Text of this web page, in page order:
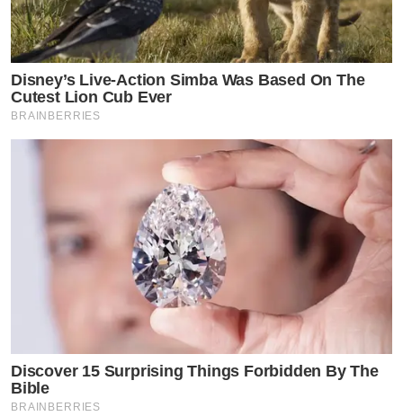
ออกจากบ้านจอย (ประมาณ 6-8 เดือน ก่อนย้ายออก) แต่จอ
ยก็ไม่เคยมีการทวงถามเลยสักครั้ง ถึงแม้จอยไปอยู่บ้านแฟน
แต่จอยยังต้องจ่ายค่าน้ำค่าไฟที่บ้านเองทั้งหมด
6. ไม่ได้ทวงบุญคุณหรืออะไรทั้งนั้น ต่างฝ่ายต่างมีส่วนได้
แบบนี้ต้องการอะไรกันแน่
7. กับประโยคนึงในนิทาน “เธอมาทีหลัง เธอไม่ควรเสียใจ
นะ“ อันที่จริงจอยพูดไปว่า ”เธอมาทีหลัง เธอไม่ควรจะ
เสียใจ เพราะเขาเลือกเธอ เขาอยู่กับเธอ เธอควรดีใจด้วยซ้ำ
เธออย่าคิดมากนะ เขาแค่คนเก่า แล้วปลอบทุกอย่างไม่ให้
คิดมากที่สุดที่ทำได้“ (ตอนนั้นน้องยังไม่ได้คบกัน)
8. ส่วนเรื่อง ผช ที่มีประเด็น เอาเป็นว่าเราได้มีความสัมพันธ์
กัน ในระยะสั้น และได้จบลงไปนานแล้ว ..ต่อมาวันนึงใน
Disney’s Live-Action Simba Was Based On The
Cutest Lion Cub Ever
BRAINBERRIES
Discover 15 Surprising Things Forbidden By The
Bible
BRAINBERRIES